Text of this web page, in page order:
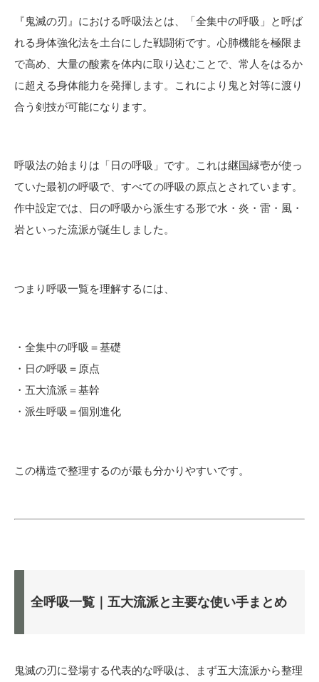
『鬼滅の刃』における呼吸法とは、「全集中の呼吸」と呼ば
れる身体強化法を土台にした戦闘術です。心肺機能を極限ま
で高め、大量の酸素を体内に取り込むことで、常人をはるか
に超える身体能力を発揮します。これにより鬼と対等に渡り
合う剣技が可能になります。
呼吸法の始まりは「日の呼吸」です。これは継国縁壱が使っ
ていた最初の呼吸で、すべての呼吸の原点とされています。
作中設定では、日の呼吸から派生する形で水・炎・雷・風・
岩といった流派が誕生しました。
つまり呼吸一覧を理解するには、
・全集中の呼吸＝基礎
・日の呼吸＝原点
・五大流派＝基幹
・派生呼吸＝個別進化
この構造で整理するのが最も分かりやすいです。
全呼吸一覧｜五大流派と主要な使い手まとめ
鬼滅の刃に登場する代表的な呼吸は、まず五大流派から整理